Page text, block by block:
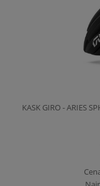
KASK GIRO - ARIES